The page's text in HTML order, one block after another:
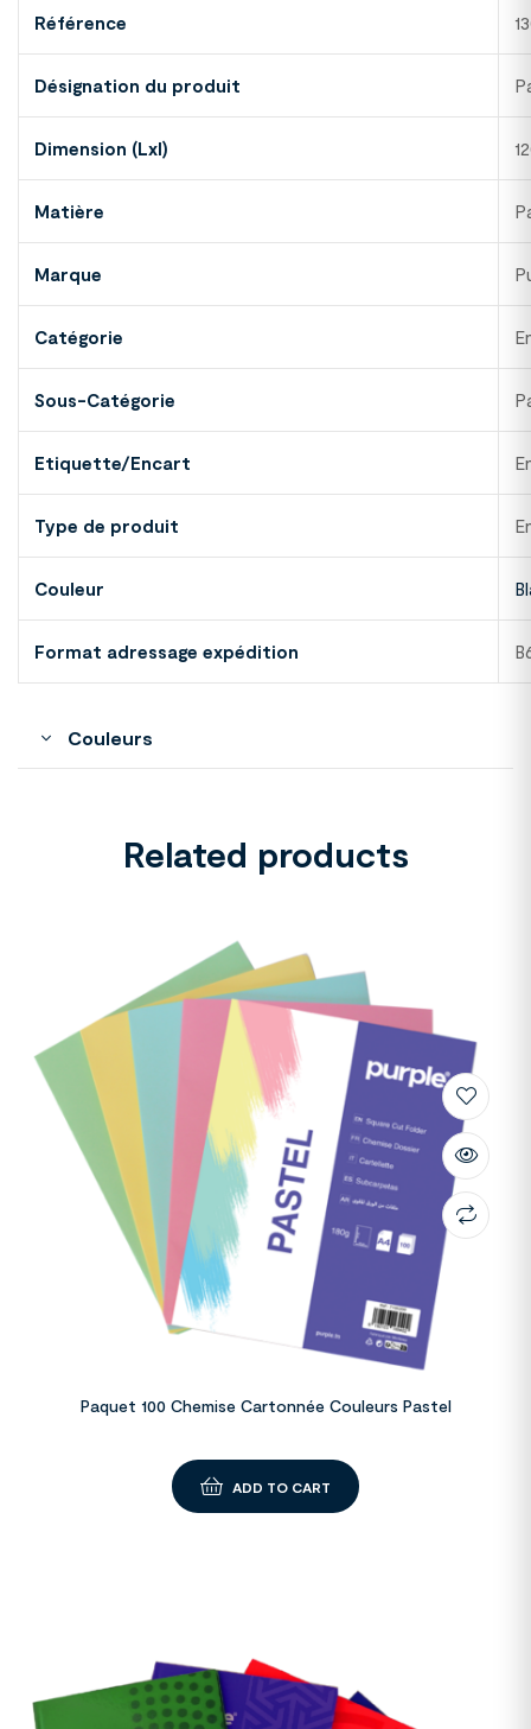
Référence
Désignation du produit
Dimension (Lxl)
Matière
Marque
Catégorie
Sous-Catégorie
Etiquette/Encart
Type de produit
Couleur
Format adressage expédition
Couleurs
Related products
Paquet 100 Chemise Cartonnée Couleurs Pastel
ADD TO CART